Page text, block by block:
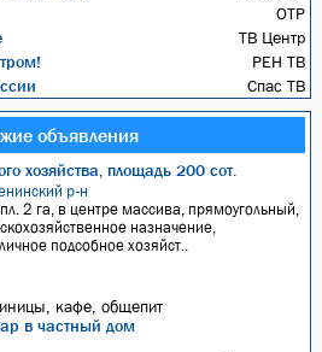
ОТР
ТВ Центр
РЕН ТВ
Спас ТВ
объявления
хозяйства, площадь 200 сот.
р-н
2 га, в центре массива, прямоугольный,
назначение,
подсобное хозяйст..
кафе, общепит
в частный дом